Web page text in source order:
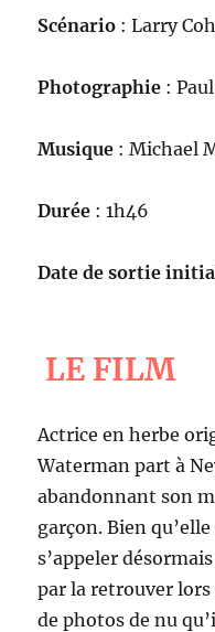
Scénario : Larry
Photographie :
Musique : Michael
Durée : 1h46
Date de sortie
LE FILM
Actrice en herbe
Waterman part à
abandonnant son
garçon. Bien
s’appeler
par la retrouver lors
de photos de nu